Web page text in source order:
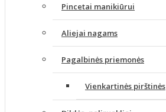
Pincetai manikiūrui
Aliejai nagams
Pagalbinės priemonės
Vienkartinės pirštinės